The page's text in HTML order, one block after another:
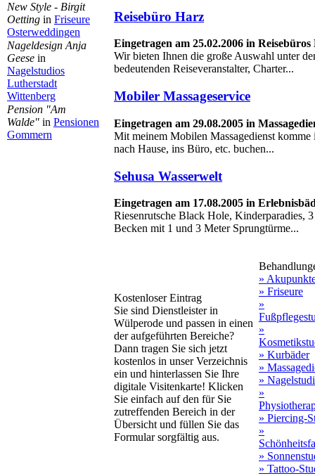
New Style - Birgit
Oetting in Friseure
Osterweddingen
Nageldesign Anja
Geese in
Nagelstudios
Lutherstadt
Wittenberg
Pension "Am
Walde" in Pensionen
Gommern
Reisebüro Harz
Eingetragen am 25.02.2006 in
Wir bieten Ihnen die große Auswahl unter
bedeutenden Reiseveranstalter, Charter...
Mobiler Massageservice
Eingetragen am 29.08.2005 in
Mit meinem Mobilen Massagedienst
nach Hause, ins Büro, etc. buchen...
Sehusa Wasserwelt
Eingetragen am 17.08.2005 in
Riesenrutsche Black Hole, Kinderparadies,
Becken mit 1 und 3 Meter Sprungtürme...
Kostenloser Eintrag
Sie sind Dienstleister in
Wülperode und passen in einen
der aufgeführten Bereiche?
Dann tragen Sie sich jetzt
kostenlos in unser Verzeichnis
ein und hinterlassen Sie Ihre
digitale Visitenkarte! Klicken
Sie einfach auf den für Sie
zutreffenden Bereich in der
Übersicht und füllen Sie das
Formular sorgfältig aus.
»
» Friseure
»
»
» Kurbäder
»
»
»
» Piercing-
»
»
» Tattoo-